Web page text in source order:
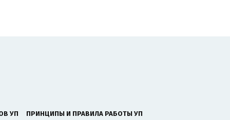
УП ПРИНЦИПЫ И ПРАВИЛА РАБОТЫ УП